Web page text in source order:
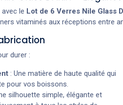
le Lot de 6 Verres Nile Glass
vitaminés aux réceptions entre
durer :
: Une matière de haute qualité qui
pour vos boissons.
silhouette simple, élégante et